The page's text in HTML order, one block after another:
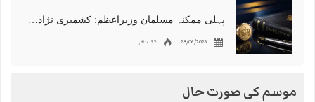
پہلی ممکنہ مسلمان وزیراعظم: کشمیری نژاد شبانہ محمود برطانیہ میں مقبول
28/06/2026 92 مناظر
موسم کی صورت حال